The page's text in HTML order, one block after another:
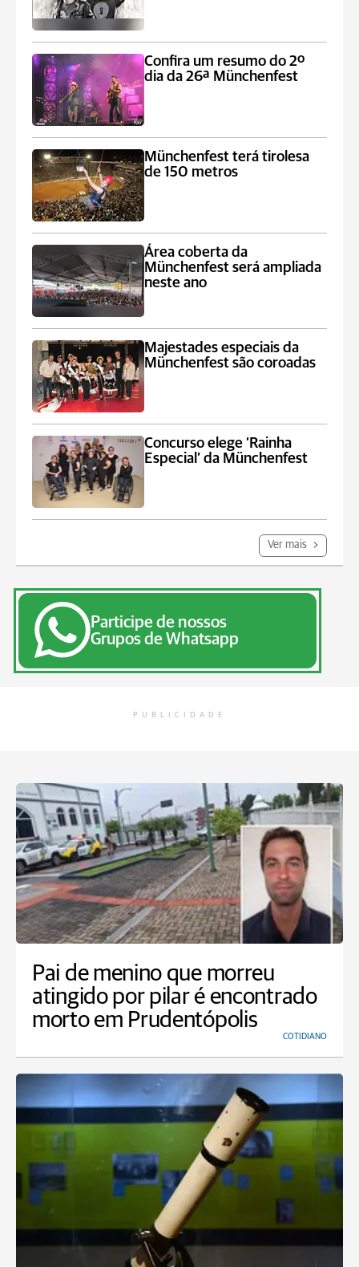
Confira um resumo do 2º
dia da 26ª Münchenfest
Münchenfest terá tirolesa
de 150 metros
Área coberta da
Münchenfest será ampliada
neste ano
Majestades especiais da
Münchenfest são coroadas
Concurso elege ‘Rainha
Especial’ da Münchenfest
Ver mais
Participe de nossos
Grupos de Whatsapp
PUBLICIDADE
Pai de menino que morreu
atingido por pilar é encontrado
morto em Prudentópolis
COTIDIANO